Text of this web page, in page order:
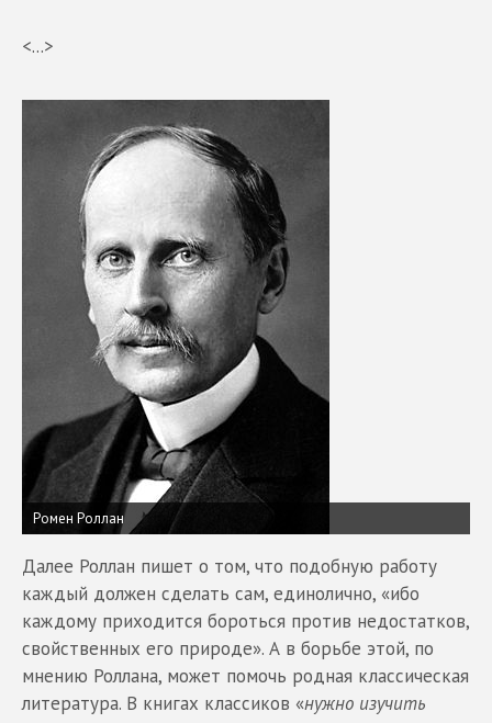
<...>
Ромен Роллан
Далее Роллан пишет о том, что подобную работу
каждый должен сделать сам, единолично, «ибо
каждому приходится бороться против недостатков,
свойственных его природе». А в борьбе этой, по
мнению Роллана, может помочь родная классическая
литература. В книгах классиков «нужно изучить